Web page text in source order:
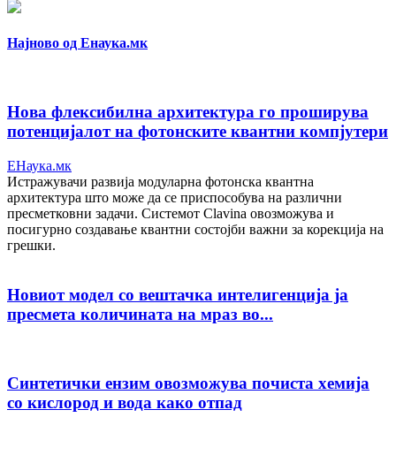
Најново од Енаука.мк
Нова флексибилна архитектура го проширува
потенцијалот на фотонските квантни компјутери
ЕНаука.мк
Истражувачи развија модуларна фотонска квантна
архитектура што може да се приспособува на различни
пресметковни задачи. Системот Clavina овозможува и
посигурно создавање квантни состојби важни за корекција на
грешки.
Новиот модел со вештачка интелигенција ја
пресмета количината на мраз во...
Синтетички ензим овозможува почиста хемија
со кислород и вода како отпад